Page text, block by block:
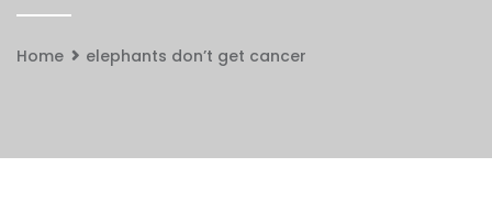
Home elephants don’t get cancer